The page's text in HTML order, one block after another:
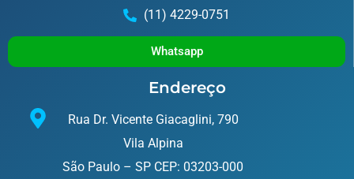
(11) 4229-0751
Whatsapp
Endereço
Rua Dr. Vicente Giacaglini, 790
Vila Alpina
São Paulo – SP CEP: 03203-000